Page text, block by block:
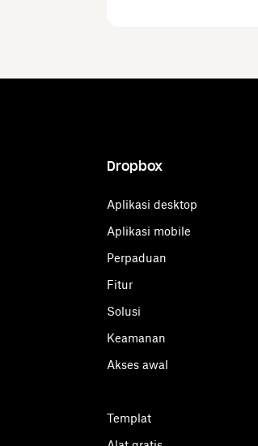
Dropbox
Aplikasi desktop
Aplikasi mobile
Perpaduan
Fitur
Solusi
Keamanan
Akses awal
Templat